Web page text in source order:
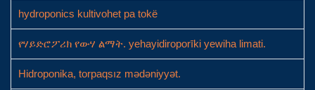
hydroponics kultivohet pa tokë
የሃይድሮፖሪክ የውሃ ልማት. yehayidiroporīki yewiha limati.
Hidroponika, torpaqsız mədəniyyət.